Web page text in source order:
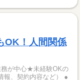
OK！人間関係
務が中心★未経験OKの
報、契約内容など） ●